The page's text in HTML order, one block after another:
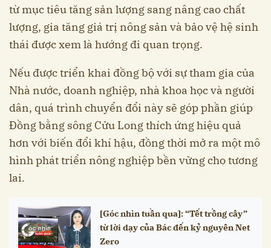
từ mục tiêu tăng sản lượng sang nâng cao chất
lượng, gia tăng giá trị nông sản và bảo vệ hệ sinh
thái được xem là hướng đi quan trọng.
Nếu được triển khai đồng bộ với sự tham gia của
Nhà nước, doanh nghiệp, nhà khoa học và người
dân, quá trình chuyển đổi này sẽ góp phần giúp
Đồng bằng sông Cửu Long thích ứng hiệu quả
hơn với biến đổi khí hậu, đồng thời mở ra một mô
hình phát triển nông nghiệp bền vững cho tương
lai.
[Góc nhìn tuần qua]: “Tết trồng cây”
từ lời dạy của Bác đến kỷ nguyên Net
Zero